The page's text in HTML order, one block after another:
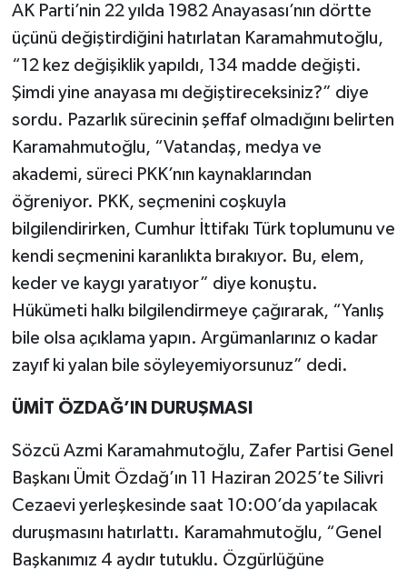
AK Parti’nin 22 yılda 1982 Anayasası’nın dörtte
üçünü değiştirdiğini hatırlatan Karamahmutoğlu,
“12 kez değişiklik yapıldı, 134 madde değişti.
Şimdi yine anayasa mı değiştireceksiniz?” diye
sordu. Pazarlık sürecinin şeffaf olmadığını belirten
Karamahmutoğlu, “Vatandaş, medya ve
akademi, süreci PKK’nın kaynaklarından
öğreniyor. PKK, seçmenini coşkuyla
bilgilendirirken, Cumhur İttifakı Türk toplumunu ve
kendi seçmenini karanlıkta bırakıyor. Bu, elem,
keder ve kaygı yaratıyor” diye konuştu.
Hükümeti halkı bilgilendirmeye çağırarak, “Yanlış
bile olsa açıklama yapın. Argümanlarınız o kadar
zayıf ki yalan bile söyleyemiyorsunuz” dedi.
ÜMİT ÖZDAĞ’IN DURUŞMASI
Sözcü Azmi Karamahmutoğlu, Zafer Partisi Genel
Başkanı Ümit Özdağ’ın 11 Haziran 2025’te Silivri
Cezaevi yerleşkesinde saat 10:00’da yapılacak
duruşmasını hatırlattı. Karamahmutoğlu, “Genel
Başkanımız 4 aydır tutuklu. Özgürlüğüne